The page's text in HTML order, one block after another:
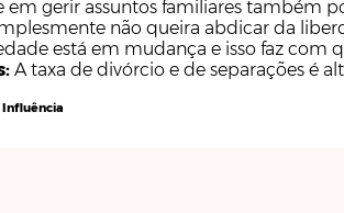
gerir assuntos familiares também
não queira abdicar da
está em mudança e isso faz com
A taxa de divórcio e de separações é
Influência